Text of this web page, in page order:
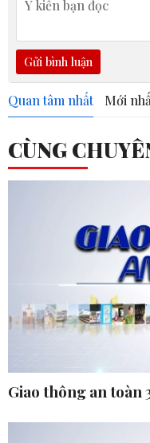
Gửi bình luận
Quan tâm nhất Mới
CÙNG
Giao thông an toàn